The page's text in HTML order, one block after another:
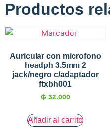
Productos
Auricular con microfono
headph 3.5mm 2
jack/negro c/adaptador
ftxbh001
₲ 32.000
Añadir al carrito